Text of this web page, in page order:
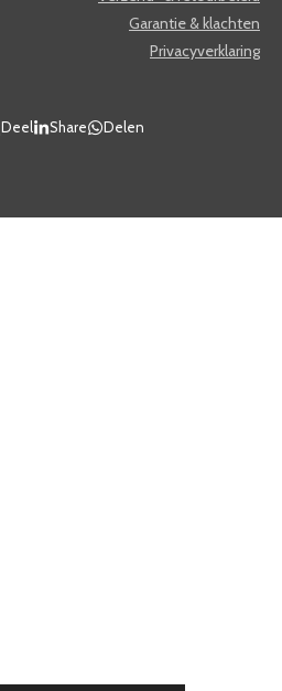
Garantie & klachten
Privacyverklaring
Deel Share Delen